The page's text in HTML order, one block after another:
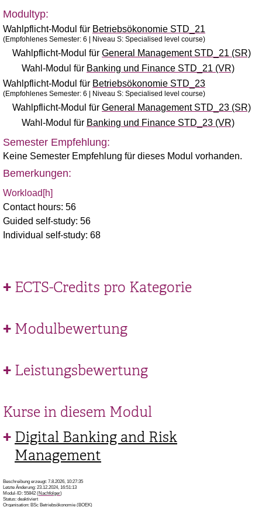
Modultyp:
Wahlpflicht-Modul für Betriebsökonomie STD_21
(Empfohlenes Semester: 6 | Niveau S: Specialised level course)
Wahlpflicht-Modul für General Management STD_21 (SR)
Wahl-Modul für Banking und Finance STD_21 (VR)
Wahlpflicht-Modul für Betriebsökonomie STD_23
(Empfohlenes Semester: 6 | Niveau S: Specialised level course)
Wahlpflicht-Modul für General Management STD_23 (SR)
Wahl-Modul für Banking und Finance STD_23 (VR)
Semester Empfehlung:
Keine Semester Empfehlung für dieses Modul vorhanden.
Bemerkungen:
Workload[h]
Contact hours: 56
Guided self-study: 56
Individual self-study: 68
ECTS-Credits pro Kategorie
Modulbewertung
Leistungsbewertung
Kurse in diesem Modul
Digital Banking and Risk
Management
Beschreibung erzeugt: 7.8.2026, 10:27:35
Letzte Änderung: 23.12.2024, 16:51:13
Modul-ID: 55842 (Nachfolger)
Status: deaktiviert
Organisation: BSc Betriebsökonomie (BOEK)